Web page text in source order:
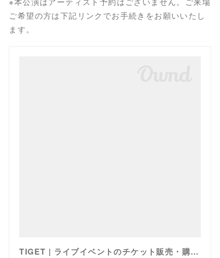
ご希望の方は下記リンクでお手続きをお願いいたし
ます。
TIGET | ライブイベントのチケット販売・購入・予約